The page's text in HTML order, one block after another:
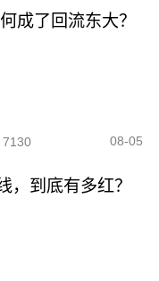
成了回流东大？
7130 08-05
，到底有多红？